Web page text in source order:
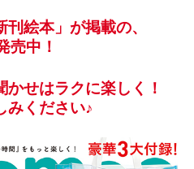
刊絵本」が掲載の、
売中！
かせはラクに楽しく！
ください♪